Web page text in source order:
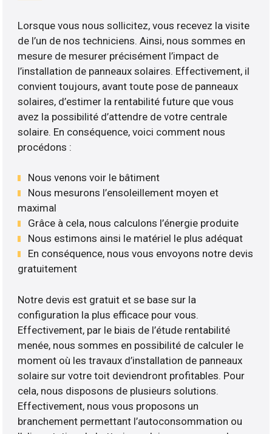
Lorsque vous nous sollicitez, vous recevez la visite
de l’un de nos techniciens. Ainsi, nous sommes en
mesure de mesurer précisément l’impact de
l’installation de panneaux solaires. Effectivement, il
convient toujours, avant toute pose de panneaux
solaires, d’estimer la rentabilité future que vous
avez la possibilité d’attendre de votre centrale
solaire. En conséquence, voici comment nous
procédons :
Nous venons voir le bâtiment
Nous mesurons l’ensoleillement moyen et
maximal
Grâce à cela, nous calculons l’énergie produite
Nous estimons ainsi le matériel le plus adéquat
En conséquence, nous vous envoyons notre devis
gratuitement
Notre devis est gratuit et se base sur la
configuration la plus efficace pour vous.
Effectivement, par le biais de l’étude rentabilité
menée, nous sommes en possibilité de calculer le
moment où les travaux d’installation de panneaux
solaire sur votre toit deviendront profitables. Pour
cela, nous disposons de plusieurs solutions.
Effectivement, nous vous proposons un
branchement permettant l’autoconsommation ou